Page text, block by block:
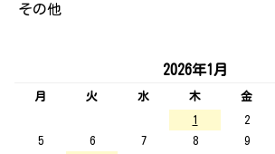
その他
2026年1月
月 火 水 木 金
1
2
5
6 7 8 9